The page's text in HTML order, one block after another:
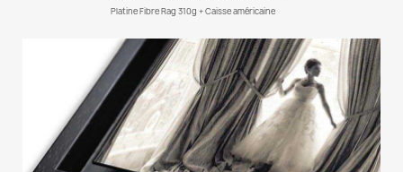
Platine Fibre Rag 310g + Caisse américaine